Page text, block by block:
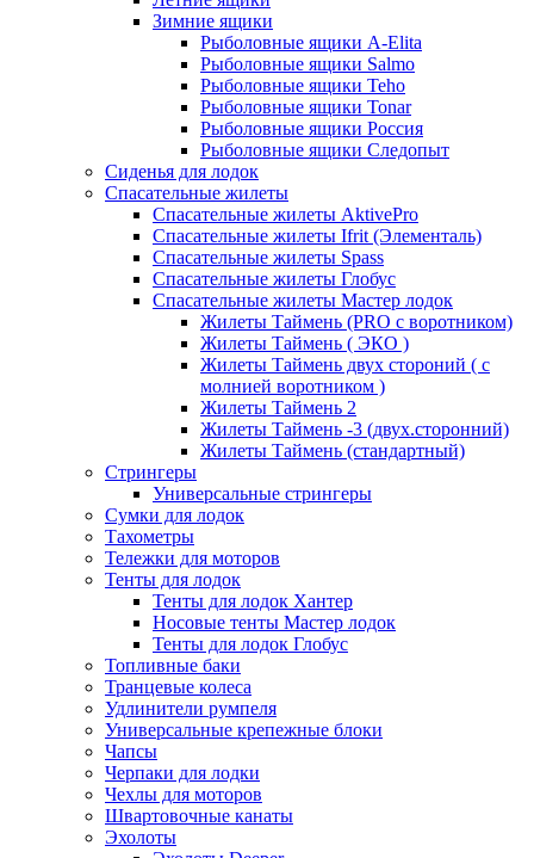
Зимние ящики
Рыболовные ящики A-Elita
Рыболовные ящики Salmo
Рыболовные ящики Teho
Рыболовные ящики Tonar
Рыболовные ящики Россия
Рыболовные ящики Следопыт
Сиденья для лодок
Спасательные жилеты
Спасательные жилеты AktivePro
Спасательные жилеты Ifrit (Элементаль)
Спасательные жилеты Spass
Спасательные жилеты Глобус
Спасательные жилеты Мастер лодок
Жилеты Таймень (PRO c воротником)
Жилеты Таймень ( ЭКО )
Жилеты Таймень двух стороний ( с
молнией воротником )
Жилеты Таймень 2
Жилеты Таймень -3 (двух.сторонний)
Жилеты Таймень (стандартный)
Стрингеры
Универсальные стрингеры
Сумки для лодок
Тахометры
Тележки для моторов
Тенты для лодок
Тенты для лодок Хантер
Носовые тенты Мастер лодок
Тенты для лодок Глобус
Топливные баки
Транцевые колеса
Удлинители румпеля
Универсальные крепежные блоки
Чапсы
Черпаки для лодки
Чехлы для моторов
Швартовочные канаты
Эхолоты